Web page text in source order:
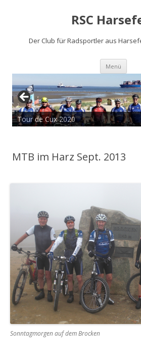
RSC
Der Club für Radsportler aus
Menü Zum
Tour de Cux 2020
MTB im Harz Sept. 2013
Sonntagmorgen auf dem Brocken